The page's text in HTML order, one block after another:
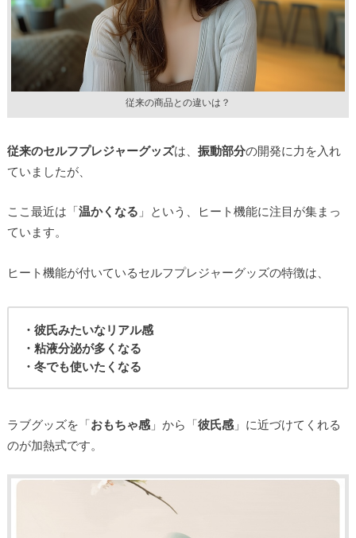
従来の商品との違いは？
従来のセルフプレジャーグッズは、 振動部分の開発に力を入れ
ていましたが、
ここ最近は「温かくなる 」という、ヒート機能に注目が集まっ
ています。
ヒート機能が付いているセルフプレジャーグッズの特徴は、
・彼氏みたいなリアル感
・粘液分泌が多くなる
・冬でも使いたくなる
ラブグッズを「おもちゃ感」から「彼氏感」に近づけてくれる
のが加熱式です。